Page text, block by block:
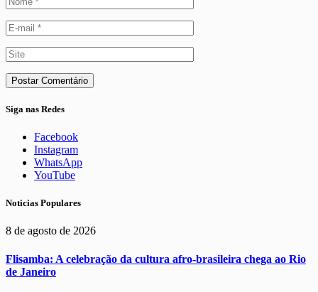
Siga nas Redes
Facebook
Instagram
WhatsApp
YouTube
Noticias Populares
8 de agosto de 2026
Flisamba: A celebração da cultura afro-brasileira chega ao Rio
de Janeiro